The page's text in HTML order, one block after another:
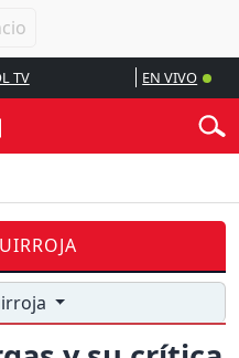
TV EN VIVO